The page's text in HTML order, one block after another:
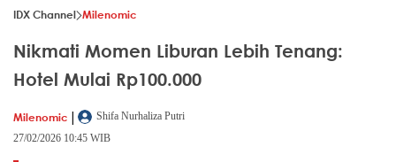
IDX Channel Milenomic
Nikmati Momen Liburan Lebih Tenang:
Hotel Mulai Rp100.000
Milenomic |
Shifa Nurhaliza Putri
27/02/2026 10:45 WIB